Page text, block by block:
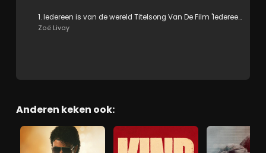
1. Iedereen is van de wereld Titelsong Van De Film 'Iedereen is van de wereld'
Zoë Livay
Anderen keken ook: